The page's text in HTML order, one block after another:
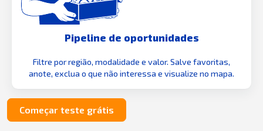
Pipeline de oportunidades
Filtre por região, modalidade e valor. Salve favoritas,
anote, exclua o que não interessa e visualize no mapa.
Começar teste grátis